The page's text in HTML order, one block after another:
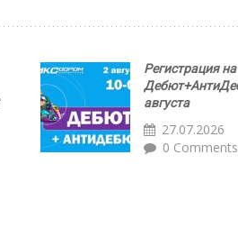
Регистрация на
августа
27.07.2026
0 Comments